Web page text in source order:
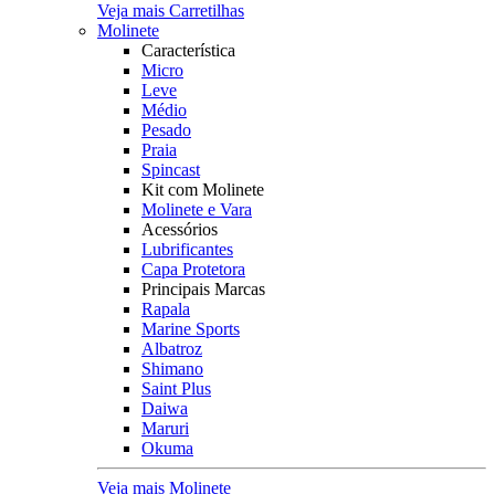
Veja mais Carretilhas
Molinete
Característica
Micro
Leve
Médio
Pesado
Praia
Spincast
Kit com Molinete
Molinete e Vara
Acessórios
Lubrificantes
Capa Protetora
Principais Marcas
Rapala
Marine Sports
Albatroz
Shimano
Saint Plus
Daiwa
Maruri
Okuma
Veja mais Molinete